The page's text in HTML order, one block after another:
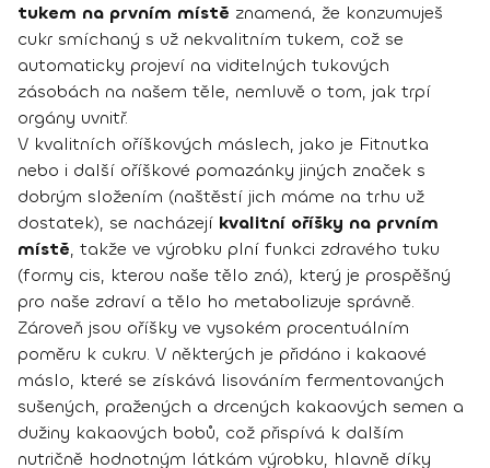
tukem na prvním místě znamená, že konzumuješ
cukr smíchaný s už nekvalitním tukem, což se
automaticky projeví na viditelných tukových
zásobách na našem těle, nemluvě o tom, jak trpí
orgány uvnitř.
V kvalitních oříškových máslech, jako je Fitnutka
nebo i další oříškové pomazánky jiných značek s
dobrým složením (naštěstí jich máme na trhu už
dostatek), se nacházejí kvalitní oříšky na prvním
místě, takže ve výrobku plní funkci zdravého tuku
(formy cis, kterou naše tělo zná), který je prospěšný
pro naše zdraví a tělo ho metabolizuje správně.
Zároveň jsou oříšky ve vysokém procentuálním
poměru k cukru. V některých je přidáno i kakaové
máslo, které se získává lisováním fermentovaných
sušených, pražených a drcených kakaových semen a
dužiny kakaových bobů, což přispívá k dalším
nutričně hodnotným látkám výrobku, hlavně díky